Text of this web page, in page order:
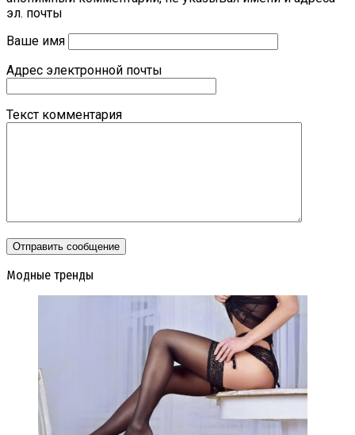
эл. почты
Ваше имя
Адрес электронной почты
Текст комментария
Модные тренды